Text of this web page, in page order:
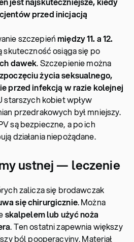
przed inicjacją
szczepieńmiędzy 11. a 12.
skuteczność osiąga się po
dawek. Szczepienie można
życia seksualnego,
przed infekcją w razie kolejnej
starszych kobiet wpływ
przedrakowych był mniejszy.
są bezpieczne, a po ich
działania niepożądane.
ustnej — leczenie
zalicza się brodawczak
się chirurgicznie. Można
skalpelem lub użyć noża
. Ten ostatni zapewnia większy
ból pooperacyjny. Materiał